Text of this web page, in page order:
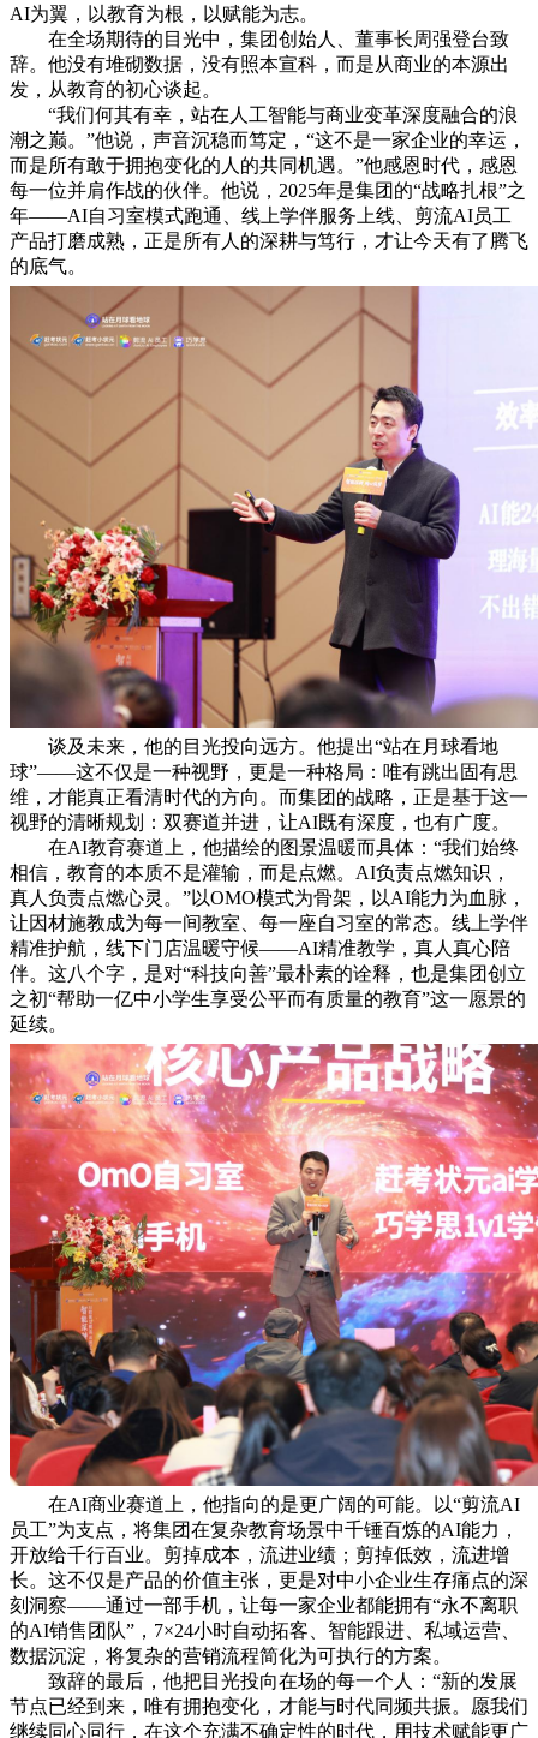
AI为翼，以教育为根，以赋能为志。
在全场期待的目光中，集团创始人、董事长周强登台致
辞。他没有堆砌数据，没有照本宣科，而是从商业的本源出
发，从教育的初心谈起。
“我们何其有幸，站在人工智能与商业变革深度融合的浪
潮之巅。”他说，声音沉稳而笃定，“这不是一家企业的幸运，
而是所有敢于拥抱变化的人的共同机遇。”他感恩时代，感恩
每一位并肩作战的伙伴。他说，2025年是集团的“战略扎根”之
年——AI自习室模式跑通、线上学伴服务上线、剪流AI员工
产品打磨成熟，正是所有人的深耕与笃行，才让今天有了腾飞
的底气。
谈及未来，他的目光投向远方。他提出“站在月球看地
球”——这不仅是一种视野，更是一种格局：唯有跳出固有思
维，才能真正看清时代的方向。而集团的战略，正是基于这一
视野的清晰规划：双赛道并进，让AI既有深度，也有广度。
在AI教育赛道上，他描绘的图景温暖而具体：“我们始终
相信，教育的本质不是灌输，而是点燃。AI负责点燃知识，
真人负责点燃心灵。”以OMO模式为骨架，以AI能力为血脉，
让因材施教成为每一间教室、每一座自习室的常态。线上学伴
精准护航，线下门店温暖守候——AI精准教学，真人真心陪
伴。这八个字，是对“科技向善”最朴素的诠释，也是集团创立
之初“帮助一亿中小学生享受公平而有质量的教育”这一愿景的
延续。
在AI商业赛道上，他指向的是更广阔的可能。以“剪流AI
员工”为支点，将集团在复杂教育场景中千锤百炼的AI能力，
开放给千行百业。剪掉成本，流进业绩；剪掉低效，流进增
长。这不仅是产品的价值主张，更是对中小企业生存痛点的深
刻洞察——通过一部手机，让每一家企业都能拥有“永不离职
的AI销售团队”，7×24小时自动拓客、智能跟进、私域运营、
数据沉淀，将复杂的营销流程简化为可执行的方案。
致辞的最后，他把目光投向在场的每一个人：“新的发展
节点已经到来，唯有拥抱变化，才能与时代同频共振。愿我们
继续同心同行，在这个充满不确定性的时代，用技术赋能更广